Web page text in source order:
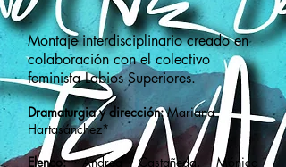
Montaje interdisciplinario creadoen
colaboración con el colectivo
feminista Labios Superiores.
Dramaturgia y dirección:Mariana
Hartasánchez*
Elenco:Andrea Castañeda, Mónica